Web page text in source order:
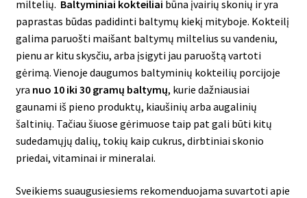
miltelių. Baltyminiai kokteiliai būna įvairių skonių ir yra
paprastas būdas padidinti baltymų kiekį mityboje. Kokteilį
galima paruošti maišant baltymų miltelius su vandeniu,
pienu ar kitu skysčiu, arba įsigyti jau paruoštą vartoti
gėrimą. Vienoje daugumos baltyminių kokteilių porcijoje
yra nuo 10 iki 30 gramų baltymų, kurie dažniausiai
gaunami iš pieno produktų, kiaušinių arba augalinių
šaltinių. Tačiau šiuose gėrimuose taip pat gali būti kitų
sudedamųjų dalių, tokių kaip cukrus, dirbtiniai skonio
priedai, vitaminai ir mineralai.
Sveikiems suaugusiesiems rekomenduojama suvartoti apie